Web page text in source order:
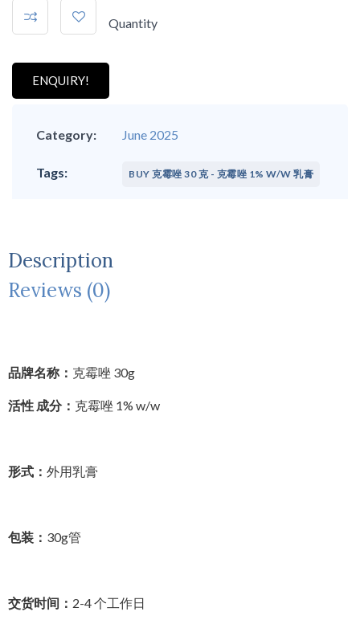
Quantity
ENQUIRY!
Category: June 2025
BUY 克霉唑 30 克 - 克霉唑 1% W/W 乳膏
Description
Reviews (0)
品牌名称： 克霉唑 30g
活性 成分： 克霉唑 1% w/w
形式： 外用乳膏
包装： 30g管
交货时间： 2-4 个工作日